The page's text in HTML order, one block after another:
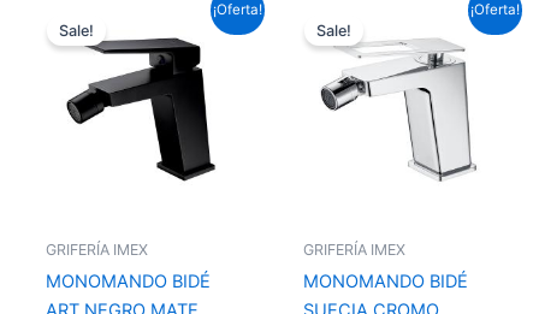
¡Oferta!
Sale!
GRIFERÍA IMEX
MONOMANDO BIDÉ
original
95,59 €.
precio
actual
es:
70,76 €.
¡Oferta!
Sale!
GRIFERÍA IMEX
MONOMANDO BIDÉ
original
era:
99,22 €.
precio
actual
es:
73,45 €.